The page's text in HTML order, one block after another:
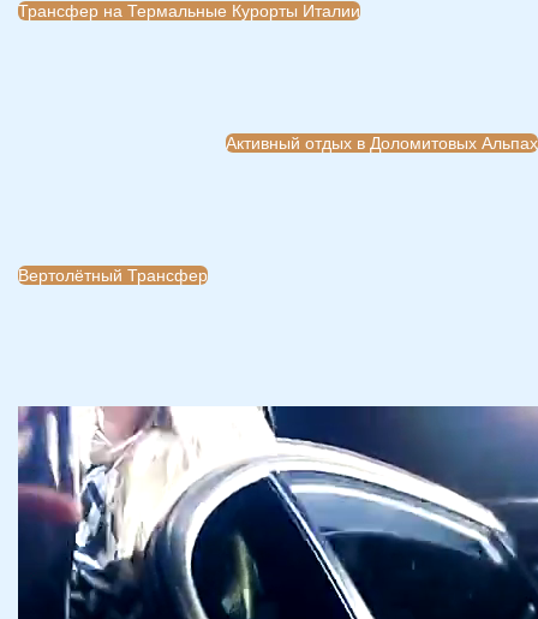
Трансфер на Термальные Курорты Италии
Активный отдых в Доломитовых Альпах
Вертолётный Трансфер